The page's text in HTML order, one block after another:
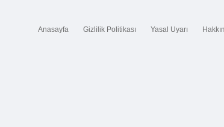
Anasayfa Gizlilik Politikası Yasal Uyarı